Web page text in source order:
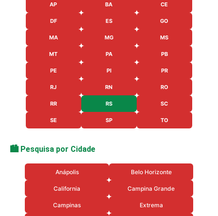
AP BA CE
DF ES GO
MA MG MS
MT PA PB
PE PI PR
RJ RN RO
RR RS SC
SE SP TO
🏙️ Pesquisa por Cidade
Anápolis Belo Horizonte
California Campina Grande
Campinas Extrema